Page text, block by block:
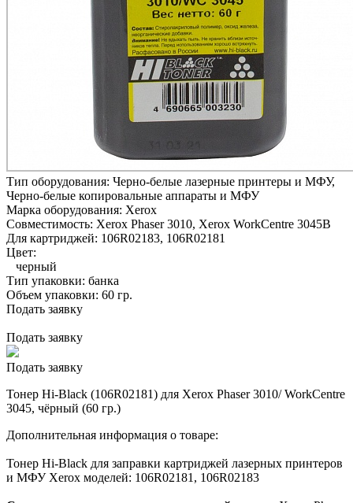
Тип оборудования: Черно-белые лазерные принтеры и МФУ,
Черно-белые копировальные аппараты и МФУ
Марка оборудования: Xerox
Совместимость: Xerox Phaser 3010, Xerox WorkCentre 3045B
Для картриджей: 106R02183, 106R02181
Цвет:
черный
Тип упаковки: банка
Объем упаковки: 60 гр.
Подать заявку
Подать заявку
Подать заявку
Тонер Hi-Black (106R02181) для Xerox Phaser 3010/ WorkCentre
3045, чёрный (60 гр.)
Дополнительная информация о товаре:
Тонер Hi-Black для заправки картриджей лазерных принтеров
и МФУ Xerox моделей: 106R02181, 106R02183